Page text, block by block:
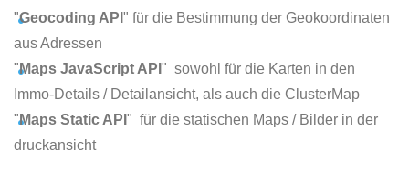
"Geocoding API " für die Bestimmung der Geokoordinaten
aus Adressen
"Maps JavaScript API " sowohl für die Karten in den
Immo-Details / Detailansicht, als auch die ClusterMap
"Maps Static API " für die statischen Maps / Bilder in der
druckansicht